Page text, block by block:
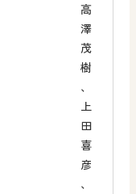
高
澤
茂
樹
、
上
田
喜
彦
、